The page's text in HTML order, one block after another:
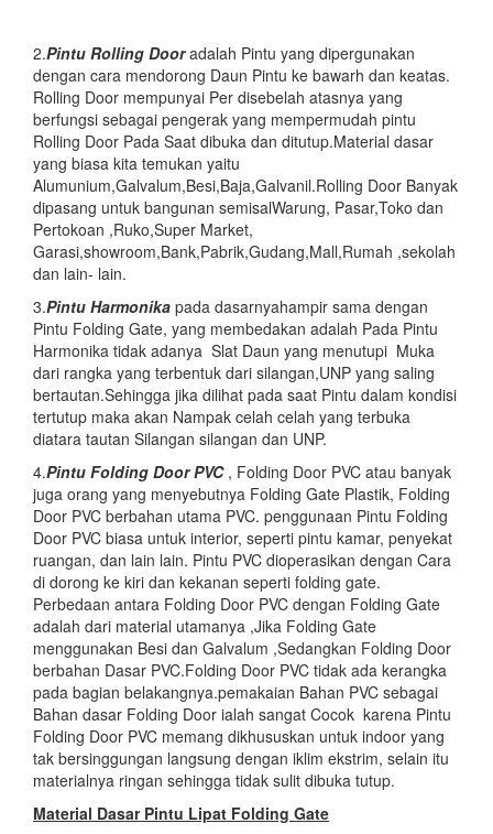
2.Pintu Rolling Dooradalah Pintu yang dipergunakan
dengan cara mendorong Daun Pintu ke bawarh dan keatas.
Rolling Door mempunyai Per disebelah atasnya yang
berfungsi sebagai pengerak yang mempermudah pintu
Rolling Door Pada Saat dibuka dan ditutup.Material dasar
yang biasa kita temukan yaitu
Alumunium,Galvalum,Besi,Baja,Galvanil.Rolling Door Banyak
dipasang untuk bangunan semisalWarung, Pasar,Toko dan
Pertokoan ,Ruko,Super Market,
Garasi,showroom,Bank,Pabrik,Gudang,Mall,Rumah ,sekolah
dan lain- lain.
3.Pintu Harmonika pada dasarnyahampir sama dengan
Pintu Folding Gate, yang membedakan adalah Pada Pintu
Harmonika tidak adanya Slat Daun yang menutupi Muka
dari rangka yang terbentuk dari silangan,UNP yang saling
bertautan.Sehingga jika dilihat pada saat Pintu dalam kondisi
tertutup maka akan Nampak celah celah yang terbuka
diatara tautan Silangan silangan dan UNP.
4.Pintu Folding Door PVC, Folding Door PVC atau banyak
juga orang yang menyebutnya Folding Gate Plastik, Folding
Door PVC berbahan utama PVC. penggunaan Pintu Folding
Door PVC biasa untuk interior, seperti pintu kamar, penyekat
ruangan, dan lain lain. Pintu PVC dioperasikan dengan Cara
di dorong ke kiri dan kekanan seperti folding gate.
Perbedaan antara Folding Door PVC dengan Folding Gate
adalah dari material utamanya ,Jika Folding Gate
menggunakan Besi dan Galvalum ,Sedangkan Folding Door
berbahan Dasar PVC.Folding Door PVC tidak ada kerangka
pada bagian belakangnya.pemakaian Bahan PVC sebagai
Bahan dasar Folding Door ialah sangat Cocok karena Pintu
Folding Door PVC memang dikhususkan untuk indoor yang
tak bersinggungan langsung dengan iklim ekstrim, selain itu
materialnya ringan sehingga tidak sulit dibuka tutup.
Material Dasar Pintu Lipat Folding Gate